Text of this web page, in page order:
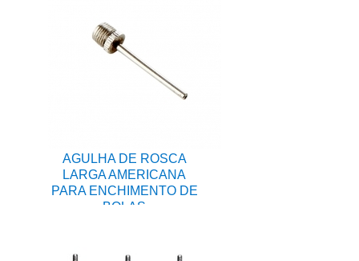
AGULHA DE ROSCA
LARGA AMERICANA
PARA ENCHIMENTO DE
BOLAS